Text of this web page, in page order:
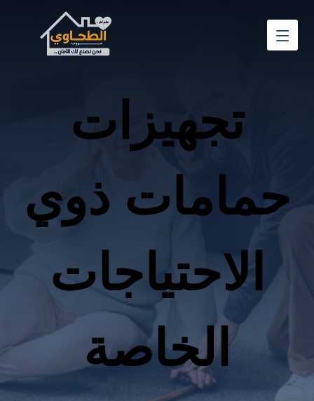
تجهيزات
حمامات ذوي
الاحتياجات
الخاصة